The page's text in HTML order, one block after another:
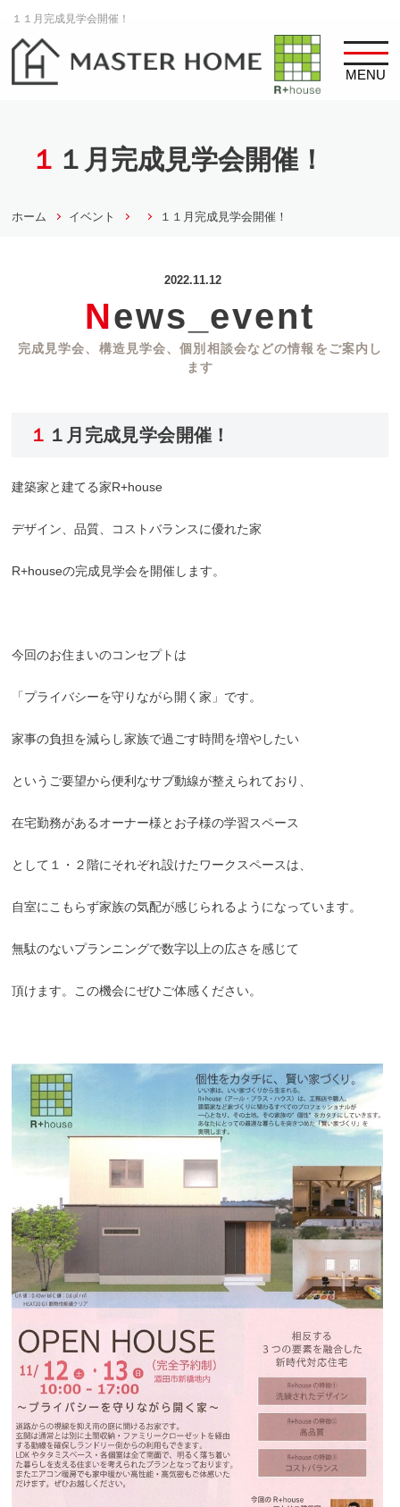
１１月完成見学会開催！
MENU
１１月完成見学会開催！
ホーム イベント １１月完成見学会開催！
2022.11.12
News_event
完成見学会、構造見学会、個別相談会などの情報をご案内し
ます
１１月完成見学会開催！
建築家と建てる家R+house
デザイン、品質、コストバランスに優れた家
R+houseの完成見学会を開催します。
今回のお住まいのコンセプトは
「プライバシーを守りながら開く家」です。
家事の負担を減らし家族で過ごす時間を増やしたい
というご要望から便利なサブ動線が整えられており、
在宅勤務があるオーナー様とお子様の学習スペース
として１・２階にそれぞれ設けたワークスペースは、
自室にこもらず家族の気配が感じられるようになっています。
無駄のないプランニングで数字以上の広さを感じて
頂けます。この機会にぜひご体感ください。